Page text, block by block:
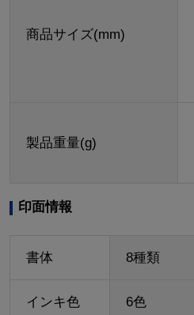
商品サイズ(mm)
製品重量(g)
印面情報
書体 8種類
インキ色 6色